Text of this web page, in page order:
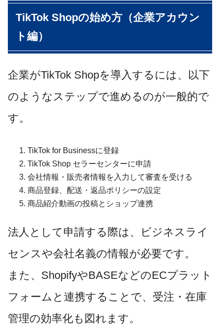
TikTok Shopの始め方（企業アカウン
ト編）
企業がTikTok Shopを導入するには、以下
のようなステップで進めるのが一般的で
す。
TikTok for Businessに登録
TikTok Shop セラーセンターに申請
会社情報・販売者情報を入力して審査を受ける
商品登録、配送・返品ポリシーの設定
商品紹介動画の投稿とショップ連携
法人として申請する際は、ビジネスライ
センスや会社名義の情報が必要です。
また、ShopifyやBASEなどのECプラット
フォームと連携することで、受注・在庫
管理の効率化も図れます。